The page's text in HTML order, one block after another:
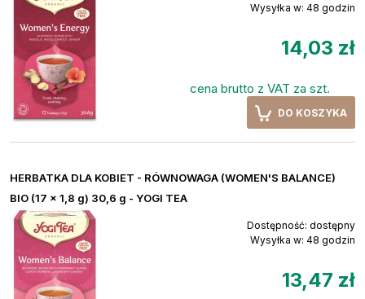
Wysyłka w: 48 godzin
14,03 zł
cena brutto z VAT za szt.
DO KOSZYKA
HERBATKA DLA KOBIET - RÓWNOWAGA (WOMEN'S BALANCE)
BIO (17 x 1,8 g) 30,6 g - YOGI TEA
Dostępność: dostępny
Wysyłka w: 48 godzin
13,47 zł